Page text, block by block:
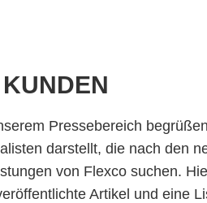
Pressebereich
darstellt, die nach den
von Flexco suchen.
Artikel und eine